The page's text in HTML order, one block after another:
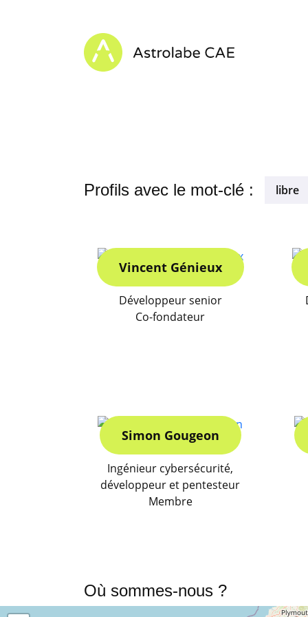
Astrolabe CAE - Home
Profils avec le mot-clé : libre
Vincent Génieux
Développeur senior
Co-fondateur
Simon Gougeon
Ingénieur cybersécurité,
développeur et pentesteur
Membre
Où sommes-nous ?